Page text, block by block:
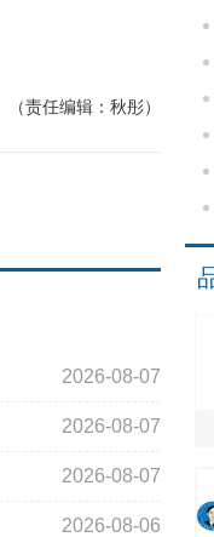
（责任编辑：秋彤）
2026-08-07
2026-08-07
2026-08-07
2026-08-06